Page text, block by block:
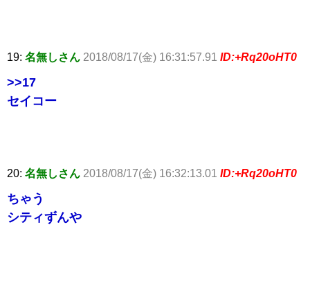
19: 名無しさん 2018/08/17(金) 16:31:57.91 ID:+Rq20oHT0
>>17
セイコー
20: 名無しさん 2018/08/17(金) 16:32:13.01 ID:+Rq20oHT0
ちゃう
シティずんや